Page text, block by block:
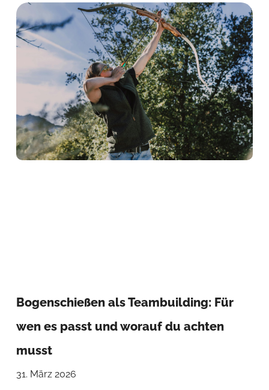
Bogenschießen als Teambuilding: Für
wen es passt und worauf du achten
musst
31. März 2026